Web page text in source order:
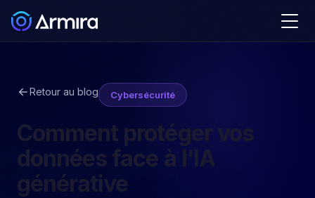
Retour au blog Cybersécurité
Comment protéger vos
données face à l'IA
générative